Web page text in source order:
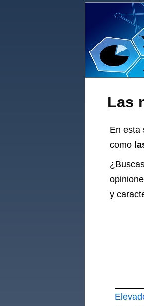
Las
En esta
como
y